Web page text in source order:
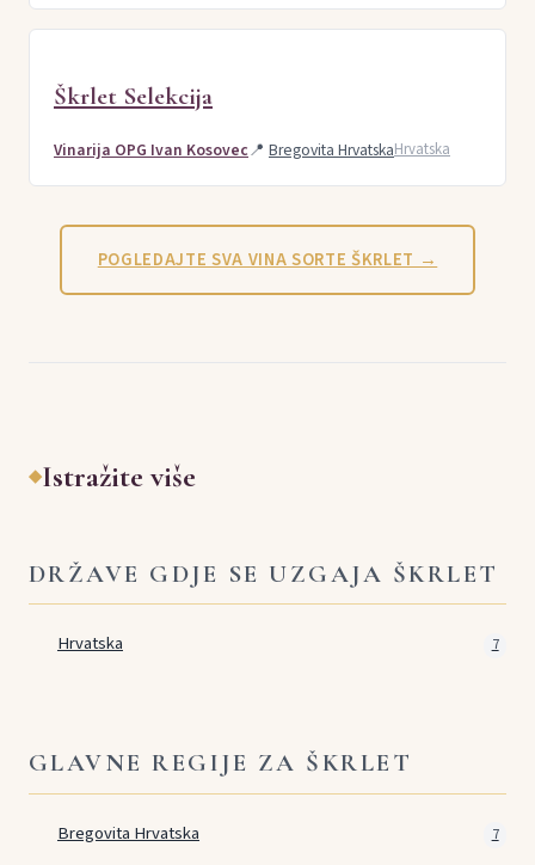
Škrlet Selekcija
Vinarija OPG Ivan Kosovec📍 Bregovita HrvatskaHrvatska
POGLEDAJTE SVA VINA SORTE ŠKRLET →
◆Istražite više
DRŽAVE GDJE SE UZGAJA ŠKRLET
Hrvatska 7
GLAVNE REGIJE ZA ŠKRLET
Bregovita Hrvatska 7